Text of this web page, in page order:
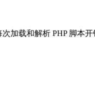
加载和解析 PHP 脚本开